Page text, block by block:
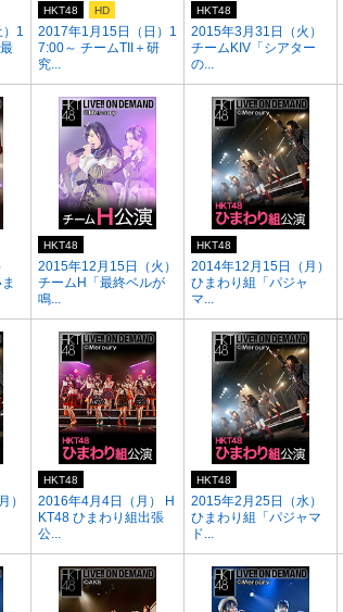
1
2017年1月15日（日）1
7:00～ チームTII＋研
究...
HKT48 HD
2015年3月31日（火）
チームKIV「シアター
の...
HKT48
2015年12月15日（火）
チームH「最終ベルが
鳴...
HKT48
2014年12月15日（月）
ひまわり組「パジャ
マ...
HKT48
）
2016年4月4日（月） H
KT48 ひまわり組出張
公...
HKT48
2015年2月25日（水）
ひまわり組「パジャマ
ド...
HKT48